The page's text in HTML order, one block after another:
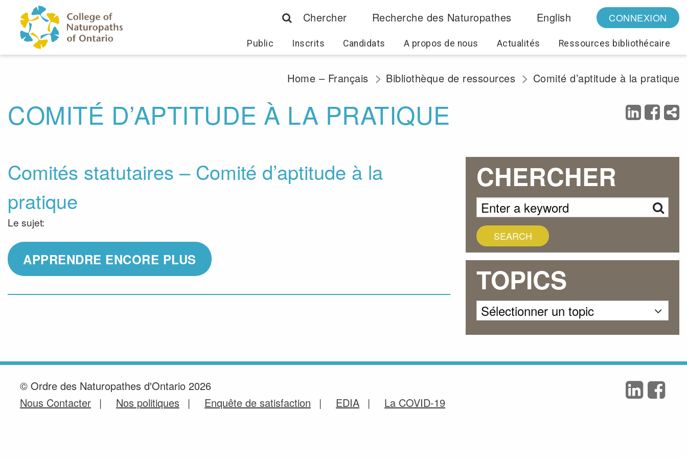
Chercher Recherche des Naturopathes CONNEXION
English
Public Inscrits Candidats A propos de nous Actualités Ressources bibliothécaire
Home – Français Bibliothèque de ressources Comité d’aptitude à la pratique
COMITÉ D’APTITUDE À LA PRATIQUE
CHERCHER
TOPICS
Comités statutaires – Comité d’aptitude à la
pratique
Le sujet:
APPRENDRE ENCORE PLUS
© Ordre des Naturopathes d'Ontario 2026
Nous Contacter
Nos politiques Enquête de satisfaction EDIA La COVID-19